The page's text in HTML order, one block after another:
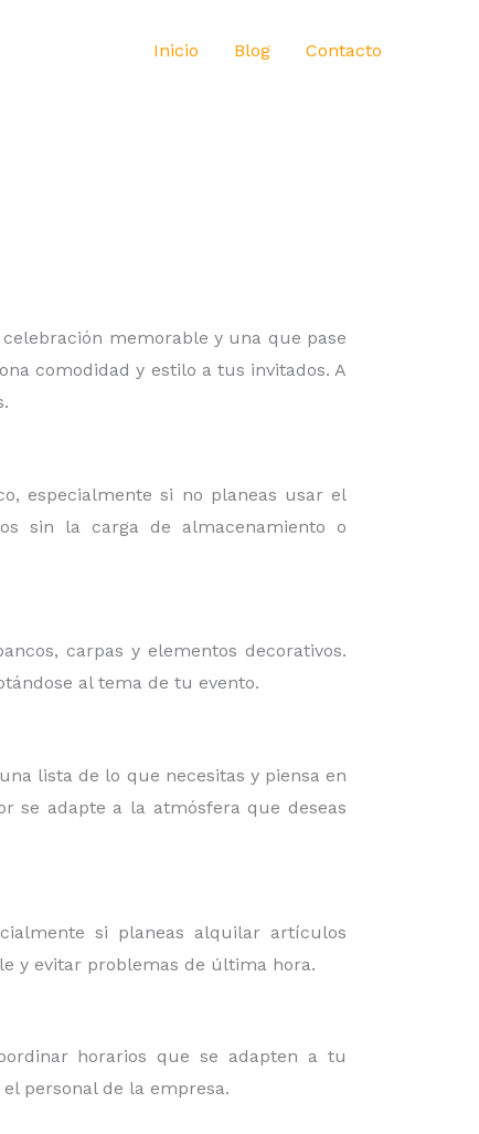
Inicio Blog Contacto
memorable y una que pase
comodidad y estilo a tus invitados. A
especialmente si no planeas usar el
sin la carga de almacenamiento o
carpas y elementos decorativos.
al tema de tu evento.
lista de lo que necesitas y piensa en
se adapte a la atmósfera que deseas
si planeas alquilar artículos
y evitar problemas de última hora.
horarios que se adapten a tu
personal de la empresa.